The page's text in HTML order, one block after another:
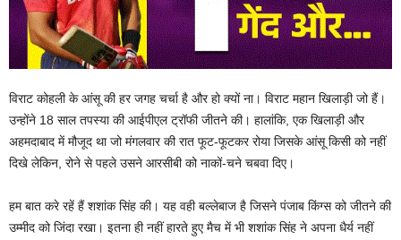
विराट कोहली के आंसू की हर जगह चर्चा है और हो क्यों ना। विराट महान खिलाड़ी जो हैं।
उन्होंने 18 साल तपस्या की आईपीएल ट्रॉफी जीतने की। हालांकि, एक खिलाड़ी और
अहमदाबाद में मौजूद था जो मंगलवार की रात फूट-फूटकर रोया जिसके आंसू किसी को नहीं
दिखे लेकिन, रोने से पहले उसने आरसीबी को नाकों-चने चबवा दिए।
हम बात करे रहें हैं शशांक सिंह की। यह वही बल्लेबाज है जिसने पंजाब किंग्स को जीतने की
उम्मीद को जिंदा रखा। इतना ही नहीं हारते हुए मैच में भी शशांक सिंह ने अपना धैर्य नहीं